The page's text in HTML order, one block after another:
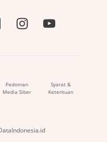
Pedoman
Media Siber
Syarat &
Ketentuan